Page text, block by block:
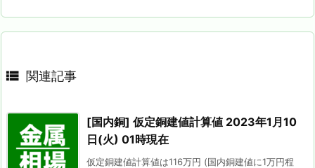
 関連記事
[国内銅] 仮定銅建値計算値 2023年1月10
日(火) 01時現在
仮定銅建値計算値は116万円 (国内銅建値に1万円程